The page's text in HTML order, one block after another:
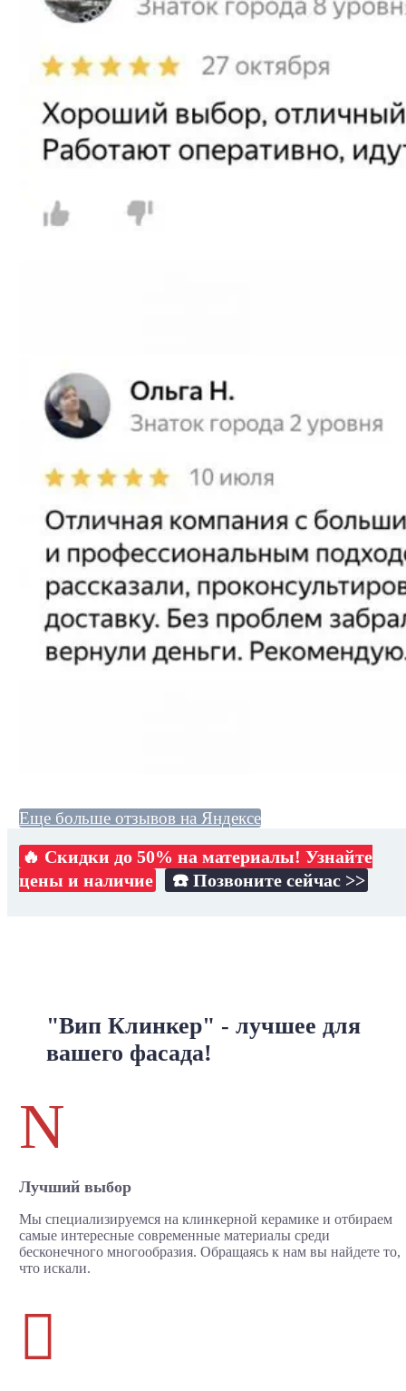
Еще больше отзывов на Яндексе
🔥 Скидки до 50% на материалы! Узнайте
цены и наличие
☎️ Позвоните сейчас >>
"Вип Клинкер" - лучшее для
вашего фасада!
N
Лучший выбор
Мы специализируемся на клинкерной керамике и отбираем
самые интересные современные материалы среди
бесконечного многообразия. Обращаясь к нам вы найдете то,
что искали.
